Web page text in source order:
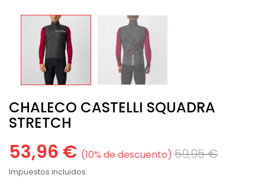
CHALECO CASTELLI SQUADRA
STRETCH
53,96 € 10% de descuento 59,95 €
Impuestos incluidos